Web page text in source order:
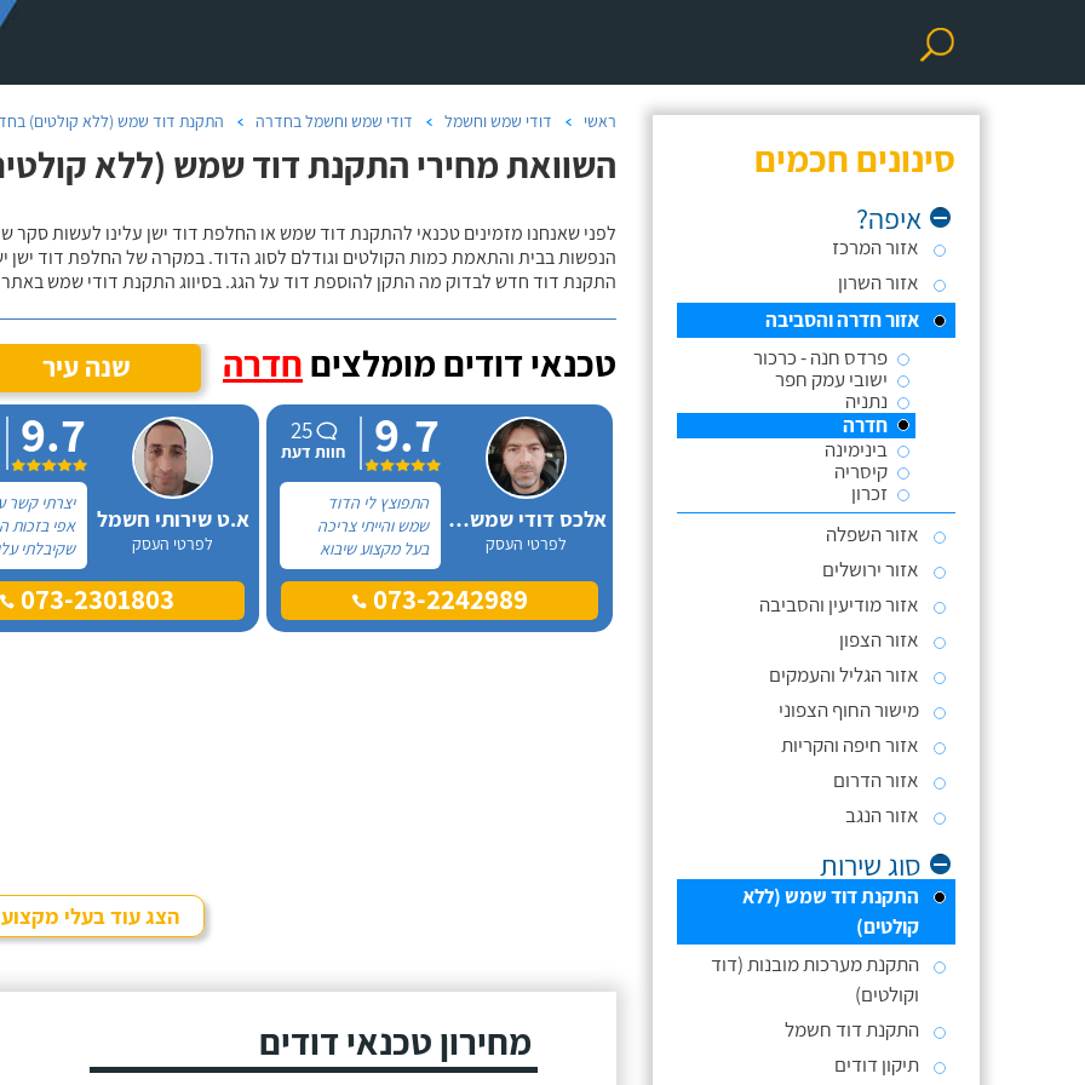
סינונים חכמים
איפה?
אזור המרכז
אזור השרון
אזור חדרה והסביבה
פרדס חנה - כרכור
ישובי עמק חפר
נתניה
חדרה
בינימינה
קיסריה
זכרון
אזור השפלה
אזור ירושלים
אזור מודיעין והסביבה
אזור הצפון
אזור הגליל והעמקים
מישור החוף הצפוני
אזור חיפה והקריות
אזור הדרום
אזור הנגב
סוג שירות
התקנת דוד שמש (ללא
קולטים)
התקנת מערכות מובנות (דוד
וקולטים)
התקנת דוד חשמל
תיקון דודים
ראשי דודי שמש וחשמל דודי שמש וחשמל בחדרה התקנת דוד שמש (ללא קולטים)
השוואת מחירי התקנת דוד שמש (ללא
לפני שאנחנו מזמינים טכנאי להתקנת דוד שמש או החלפת דוד ישן עלינו לעשות
הנפשות בבית והתאמת כמות הקולטים וגודלם לסוג הדוד. במקרה של החלפת דוד
התקנת דוד חדש לבדוק מה התקן להוספת דוד על הגג. בסיווג התקנת דודי שמש באתר
טכנאי דודים מומלצים חדרה שנה עיר
אלכס דודי שמש וחשמל
לפרטי העסק
9.7
25
חוות דעת
התפוצץ לי הדוד
שמש והייתי צריכה
בעל מקצוע שיבוא
לתקן, כתבתי בגוגל
טכנאי דודים ואז
הגעתי לקבוצה של073-2242989
א.ט שירותי חשמל
לפרטי העסק
9.7
יצרתי קשר
אפי בזכות
שקיבלתי
מקצוע אחר
דבר,
לטובה
073-2301803
הצג עוד בעלי מקצוע
מחירון טכנאי דודים